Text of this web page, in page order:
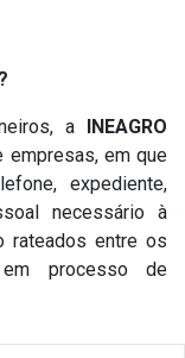
a INEAGRO
empresas, em que
expediente,
necessário à
rateados entre os
processo de